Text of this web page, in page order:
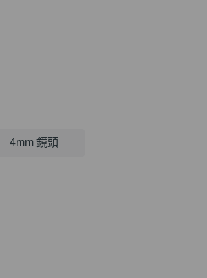
4mm 鏡頭